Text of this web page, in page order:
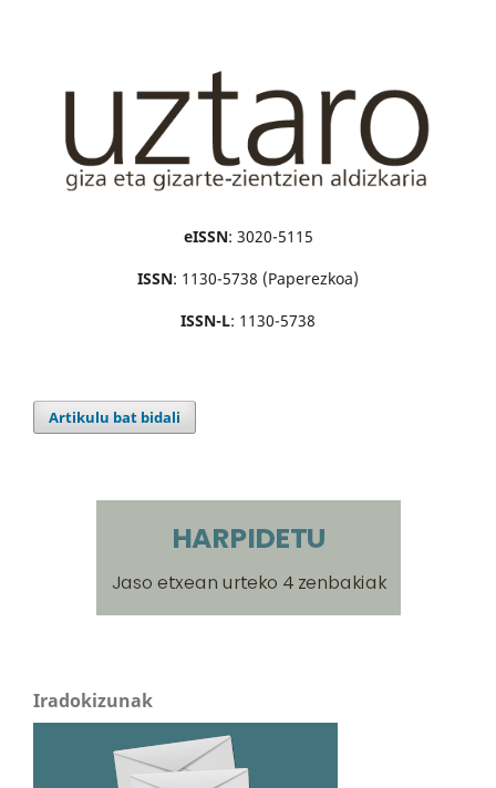
eISSN: 3020-5115
ISSN: 1130-5738 (Paperezkoa)
ISSN-L: 1130-5738
Artikulu bat bidali
Iradokizunak